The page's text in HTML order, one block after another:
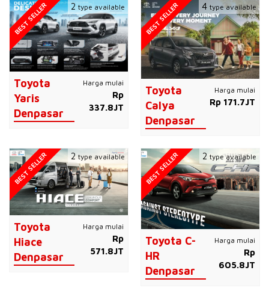
Toyota
Yaris
Denpasar
Harga mulai
Rp
337.8JT
BEST SELLER 2type available
Toyota
Calya
Denpasar
Harga mulai
Rp 171.7JT
BEST SELLER 4 type available
Toyota
Hiace
Denpasar
Harga mulai
Rp
571.8JT
BEST SELLER 2type available
Toyota C-
HR
Denpasar
Harga mulai
Rp
605.8JT
BEST SELLER 2 type available